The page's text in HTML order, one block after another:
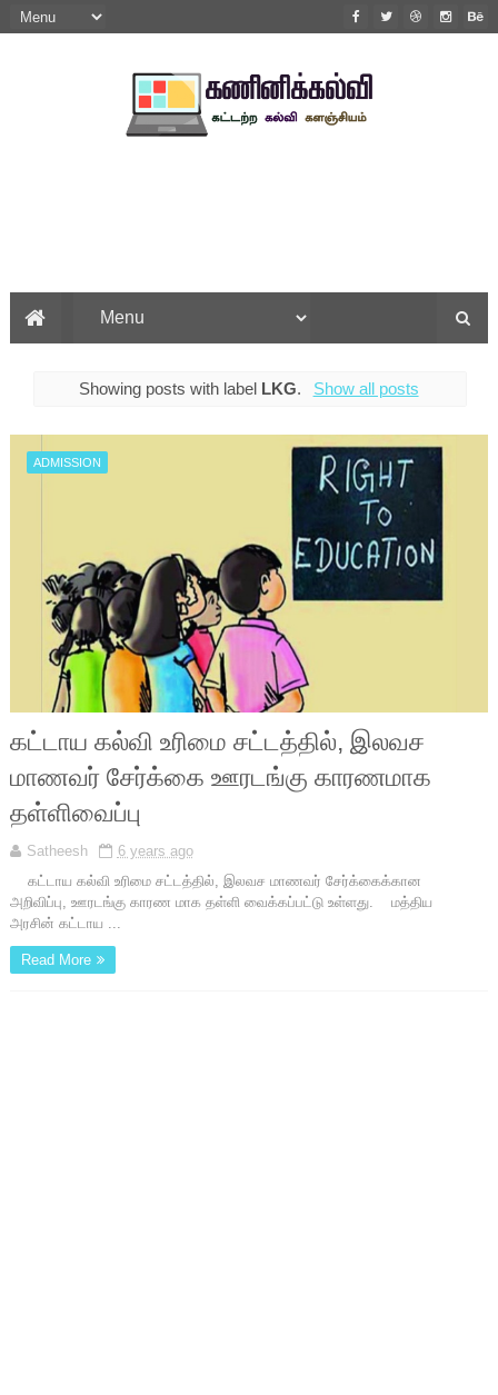
Showing posts with label LKG. Show all posts
ADMISSION
கட்டாய கல்வி உரிமை சட்டத்தில், இலவச
மாணவர் சேர்க்கை ஊரடங்கு காரணமாக
தள்ளிவைப்பு
Satheesh
6 years ago
கட்டாய கல்வி உரிமை சட்டத்தில், இலவச மாணவர் சேர்க்கைக்கான
அறிவிப்பு, ஊரடங்கு காரண மாக தள்ளி வைக்கப்பட்டு உள்ளது. மத்திய
அரசின் கட்டாய ...
Read More